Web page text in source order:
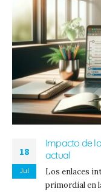
18
Jul
Impacto de
actual
Los enlaces
primordial en